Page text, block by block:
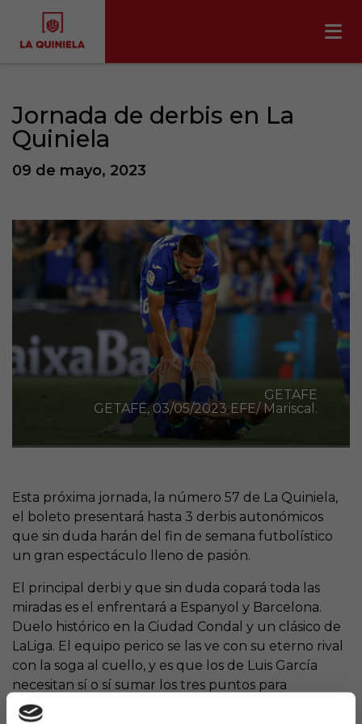
Jornada de derbis en La
Quiniela
09 de mayo, 2023
GETAFE
GETAFE, 03/05/2023 EFE/ Mariscal.
Esta próxima jornada, la número 57 de La Quiniela,
el boleto presentará hasta 3 derbis autonómicos
que sin duda harán del fin de semana futbolístico
un gran espectáculo lleno de pasión.
El principal derbi y que sin duda copará toda las
miradas es el enfrentará a Espanyol y Barcelona.
Duelo histórico en la Ciudad Condal y un clásico de
LaLiga. El equipo perico se las ve con su eterno rival
con la soga al cuello, y es que los de Luis García
necesitan sí o sí sumar los tres puntos para
acercarse a la permanencia, ahora mismo 3 puntos